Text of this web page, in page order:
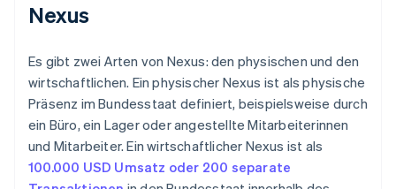
Nexus
Es gibt zwei Arten von Nexus: den physischen und den
wirtschaftlichen. Ein physischer Nexus ist als physische
Präsenz im Bundesstaat definiert, beispielsweise durch
ein Büro, ein Lager oder angestellte Mitarbeiterinnen
und Mitarbeiter. Ein wirtschaftlicher Nexus ist als
100.000 USD Umsatz oder 200 separate